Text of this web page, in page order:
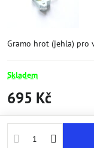
Gramo hrot (jehla) pro
Skladem
695 Kč